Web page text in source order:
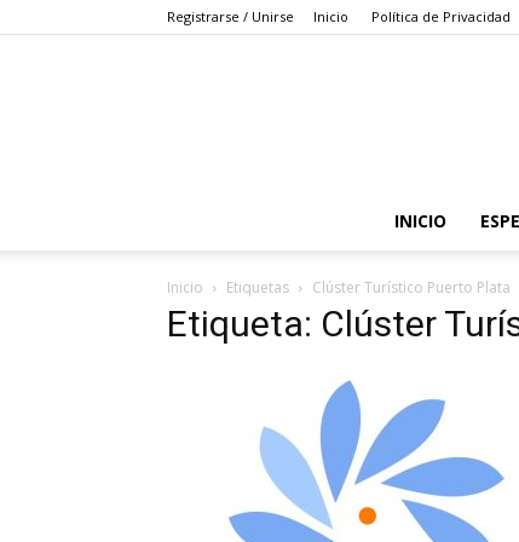
Registrarse / Unirse Inicio Política de Privacidad
INICIO
Inicio Etiquetas Clúster Turístico Puerto Plata
Etiqueta: Clúster